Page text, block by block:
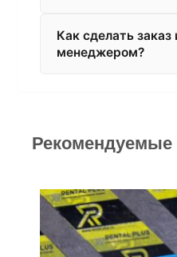
Как сделать заказ
менеджером?
Рекомендуемые